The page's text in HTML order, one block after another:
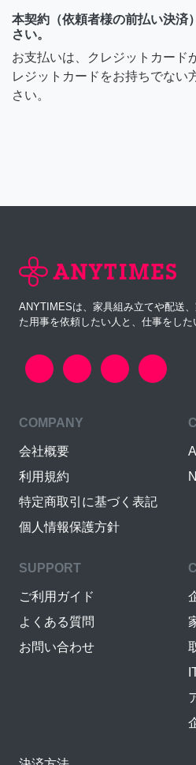
本契約（依頼者様の前払い決済
さい。
お支払いは、クレジットカード
レジットカードをお持ちでない
さい。
ANYTIMESは、家具組み立てや配送
た用事を依頼したい人と、仕事をした
COMPANY
会社概要
利用規約
特定商取引に基づく表記
個人情報保護方針
SUPPORT
ご利用ガイド
よくある質問
お問い合わせ